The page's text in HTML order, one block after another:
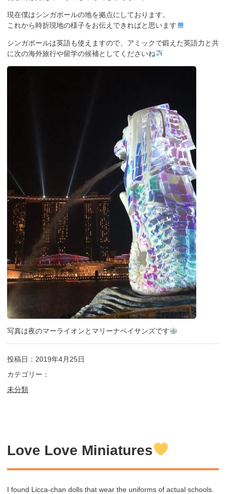
現在僕はシンガポールの地を拠点にしております。
これから時折現地の様子をお伝えできればと思います
シンガポールは英語も使えますので、アミックで鍛えた英語力と共
に次の海外旅行や留学の候補としてくださいね
写真は夜のマーライオンとマリーナベイサンズです
投稿日：2019年4月25日
カテゴリー：
未分類
Love Love Miniatures
I found Licca-chan dolls that wear the uniforms of actual schools.